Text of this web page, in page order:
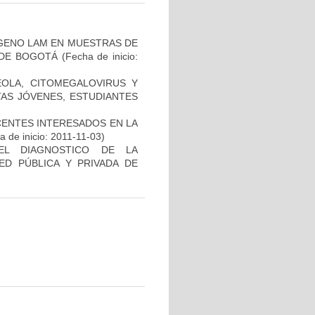
LAM EN MUESTRAS DE
BOGOTÁ(Fecha de inicio:
CITOMEGALOVIRUS Y
JÓVENES, ESTUDIANTES
INTERESADOS EN LA
de inicio: 2011-11-03)
DIAGNOSTICO DE LA
PÚBLICA Y PRIVADA DE